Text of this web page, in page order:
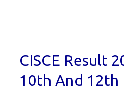
CISCE Result
10th And 12th